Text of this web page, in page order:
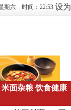
期六 时间：22:53 设为
米面杂粮 饮食健康